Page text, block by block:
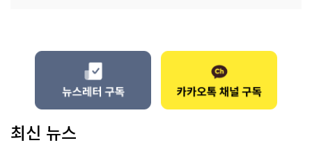
최신 뉴스